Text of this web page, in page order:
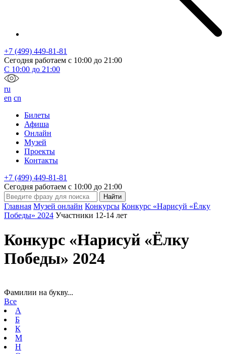
+7 (499) 449-81-81
Сегодня работаем с 10:00 до 21:00
С 10:00 до 21:00
ru
en cn
Билеты
Афиша
Онлайн
Музей
Проекты
Контакты
+7 (499) 449-81-81
Сегодня работаем с 10:00 до 21:00
Главная Музей онлайн Конкурсы Конкурс «Нарисуй «Ёлку
Победы» 2024 Участники 12-14 лет
Конкурс «Нарисуй «Ёлку
Победы» 2024
Фамилии на букву...
Все
А
Б
К
М
Н